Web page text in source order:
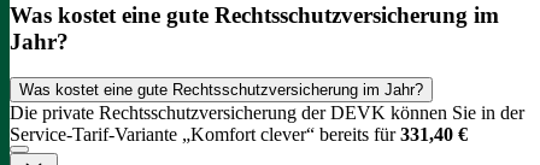
Was kostet eine gute Rechtsschutzversicherung im
Jahr?
Was kostet eine gute Rechtsschutzversicherung im Jahr?
Die private Rechtsschutzversicherung der DEVK können Sie in der
Service-Tarif-Variante „Komfort clever“ bereits für331,40 €